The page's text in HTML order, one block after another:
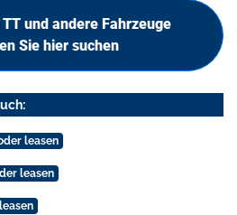
und andere Fahrzeuge
Sie hier suchen
leasen
leasen